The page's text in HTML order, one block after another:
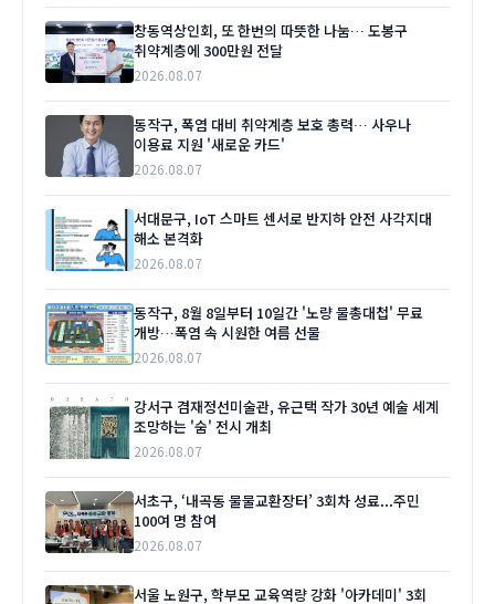
창동역상인회, 또 한번의 따뜻한 나눔… 도봉구
취약계층에 300만원 전달
2026.08.07
동작구, 폭염 대비 취약계층 보호 총력… 사우나
이용료 지원 '새로운 카드'
2026.08.07
서대문구, IoT 스마트 센서로 반지하 안전 사각지대
해소 본격화
2026.08.07
동작구, 8월 8일부터 10일간 '노량 물총대첩' 무료
개방…폭염 속 시원한 여름 선물
2026.08.07
강서구 겸재정선미술관, 유근택 작가 30년 예술 세계
조망하는 '숨' 전시 개최
2026.08.07
서초구, ‘내곡동 물물교환장터’ 3회차 성료...주민
100여 명 참여
2026.08.07
서울 노원구, 학부모 교육역량 강화 '아카데미' 3회